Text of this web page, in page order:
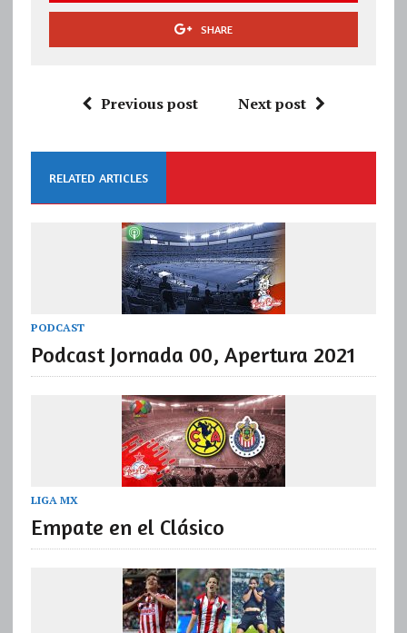
SHARE
Previous post Next post
RELATED ARTICLES
PODCAST
Podcast Jornada 00, Apertura 2021
LIGA MX
Empate en el Clásico